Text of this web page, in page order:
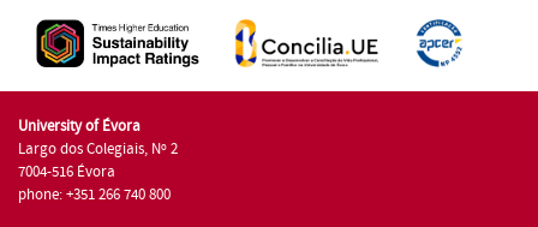
University of Évora
Largo dos Colegiais, Nº 2
7004-516 Évora
phone: +351 266 740 800